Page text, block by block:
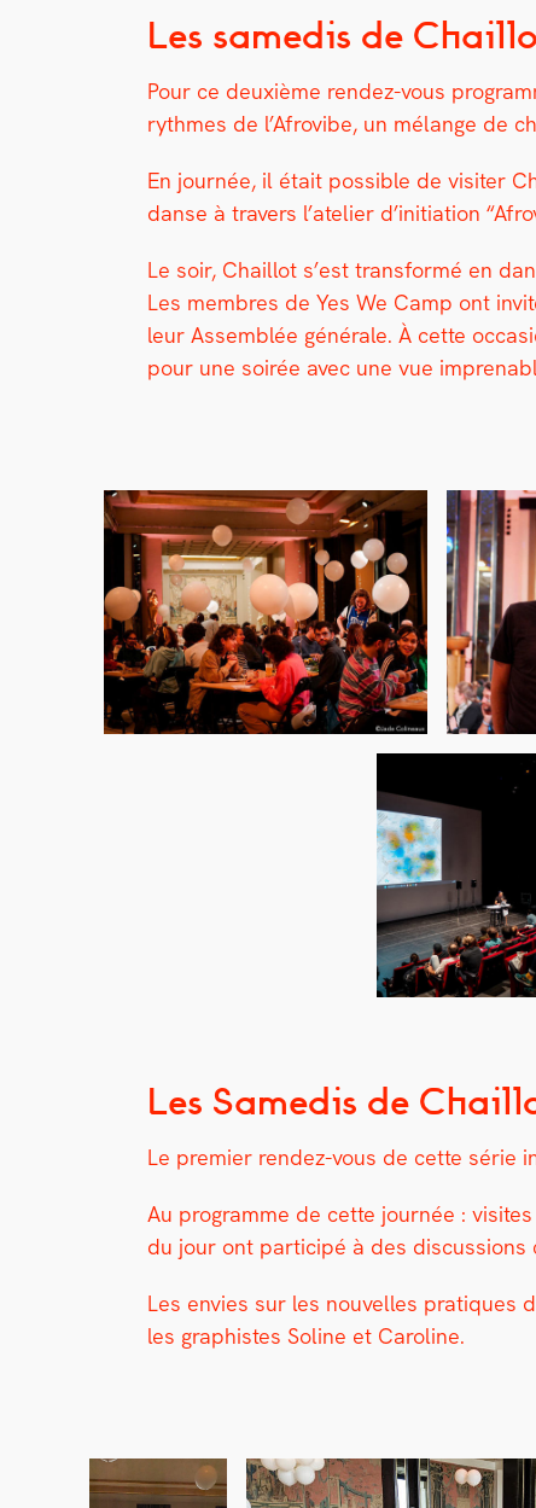
Les samedis de
Pour ce deux­ième ren­dez-vous
rythmes de l’Afrovibe, un mélange de
En journée, il était pos­si­ble de vis­iter
danse à tra­vers l’ate­lier d’ini­ti­a­tion
Le soir, Chail­lot s’est trans­for­mé en
Les mem­bres de Yes We Camp ont
leur Assem­blée générale. À cette
pour une soirée avec une vue
Les Samedis de
Le pre­mier ren­dez-vous de cette série
Au pro­gramme de cette journée :
du jour ont par­ticipé à des dis­cus­sions
Les envies sur les nou­velles
les graphistes Soline et Car­o­line.